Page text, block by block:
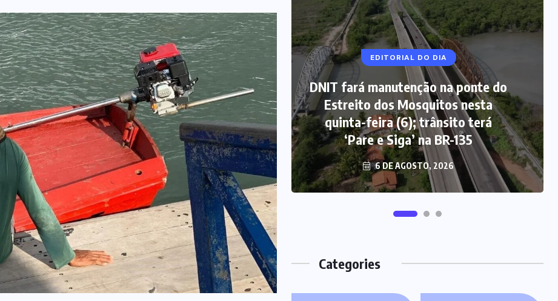
MARANHÃO POLÍCIA
Picareta e martelo podem ter sido
usados por mãe para matar bebê
no Maranhão, diz polícia
5 DE AGOSTO, 2026
EDITORIAL DO DIA
DNIT fará manutenção na ponte do
Estreito dos Mosquitos nesta
quinta-feira (6); trânsito terá
‘Pare e Siga’ na BR-135
6 DE AGOSTO, 2026
Categories